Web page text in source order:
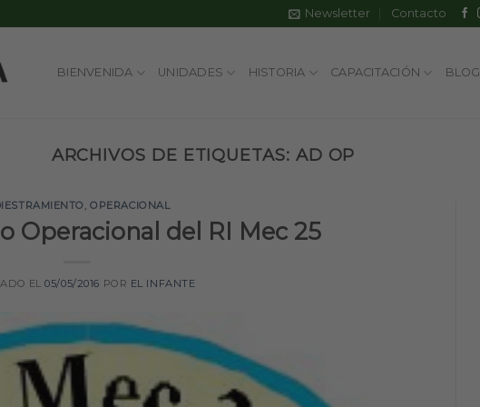
Newsletter Contacto
BIENVENIDA UNIDADES HISTORIA CAPACITACIÓN BLOG
ARCHIVOS DE ETIQUETAS: AD OP
,OPERACIONAL
Operacional del RI Mec 25
EL05/05/2016 POR EL INFANTE